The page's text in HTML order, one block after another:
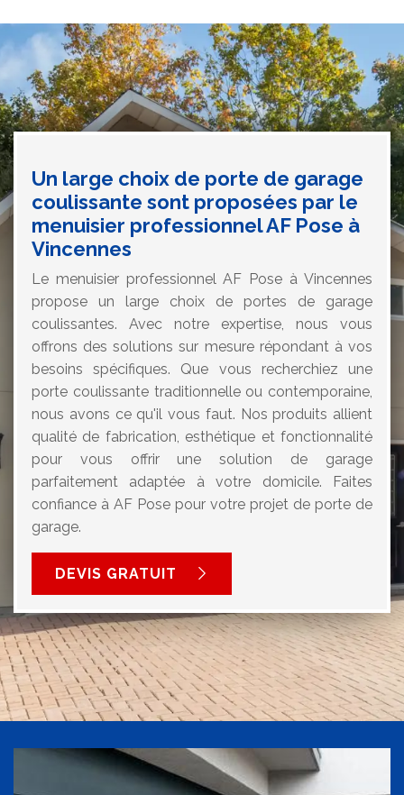
Un large choix de porte de garage
coulissante sont proposées par le
menuisier professionnel AF Pose à
Vincennes
Le menuisier professionnel AF Pose à Vincennes
propose un large choix de portes de garage
coulissantes. Avec notre expertise, nous vous
offrons des solutions sur mesure répondant à vos
besoins spécifiques. Que vous recherchiez une
porte coulissante traditionnelle ou contemporaine,
nous avons ce qu'il vous faut. Nos produits allient
qualité de fabrication, esthétique et fonctionnalité
pour vous offrir une solution de garage
parfaitement adaptée à votre domicile. Faites
confiance à AF Pose pour votre projet de porte de
garage.
DEVIS GRATUIT